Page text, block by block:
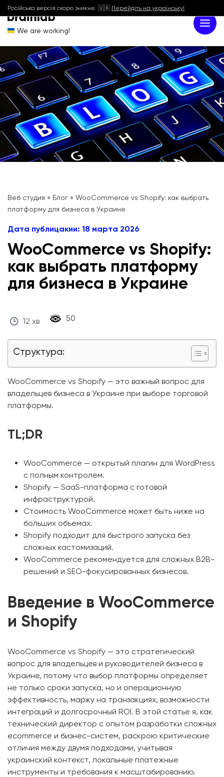
Російська версія скоро зникне. 🇺🇦 Перейдіть на українську!
We are working!
Веб студия » Блог » WooCommerce vs Shopify: как выбрать
платформу для бизнеса в Украине
Дата публицакии: 18 марта 2026
WooCommerce vs Shopify:
как выбрать платформу
для бизнеса в Украине
12 хв ‎ 50 ‎
Структура:
WooCommerce vs Shopify — это важный вопрос для
владельцев бизнеса в Украине при выборе торговой
платформы.
TL;DR
WooCommerce — открытый плагин для WordPress
с полным контролем.
Shopify — SaaS-платформа с готовой
инфраструктурой.
Стоимость WooCommerce может быть ниже на
больших объемах.
Shopify подходит для быстрого запуска без
сложных кастомизаций.
WooCommerce рекомендуется для сложных B2B-
решений и SEO-фокусированных бизнесов.
Введение в WooCommerce
и Shopify
WooCommerce vs Shopify — это стратегический
вопрос для владельцев и руководителей бизнеса в
Украине, потому что выбор платформы определяет
не только сроки запуска, но и операционную
эффективность, маржу на транзакциях, возможности
интеграций и долгосрочный ROI. В этой статье я, как
технический директор с опытом разработки сложных
ecommerce и бизнес-систем, раскрою критические
отличия между двумя подходами, учитывая
украинский контекст, локальные платежные
инструменты и требования к масштабированию.